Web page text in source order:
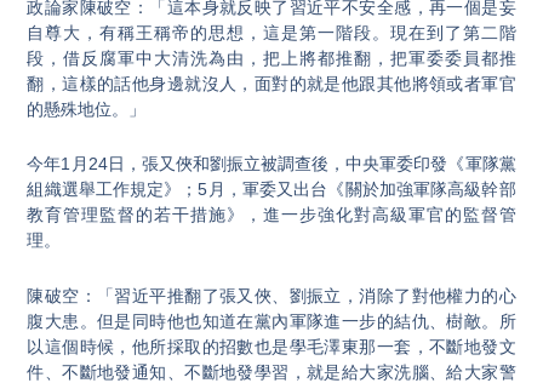
政論家陳破空：「這本身就反映了習近平不安全感，再一個是妄
自尊大，有稱王稱帝的思想，這是第一階段。現在到了第二階
段，借反腐軍中大清洗為由，把上將都推翻，把軍委委員都推
翻，這樣的話他身邊就沒人，面對的就是他跟其他將領或者軍官
的懸殊地位。」
今年1月24日，張又俠和劉振立被調查後，中央軍委印發《軍隊黨
組織選舉工作規定》；5月，軍委又出台《關於加強軍隊高級幹部
教育管理監督的若干措施》，進一步強化對高級軍官的監督管
理。
陳破空：「習近平推翻了張又俠、劉振立，消除了對他權力的心
腹大患。但是同時他也知道在黨內軍隊進一步的結仇、樹敵。所
以這個時候，他所採取的招數也是學毛澤東那一套，不斷地發文
件、不斷地發通知、不斷地發學習，就是給大家洗腦、給大家警